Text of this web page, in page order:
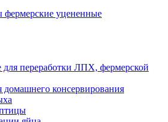
фермерские уцененные
для переработки ЛПХ, фермерской
консервирования